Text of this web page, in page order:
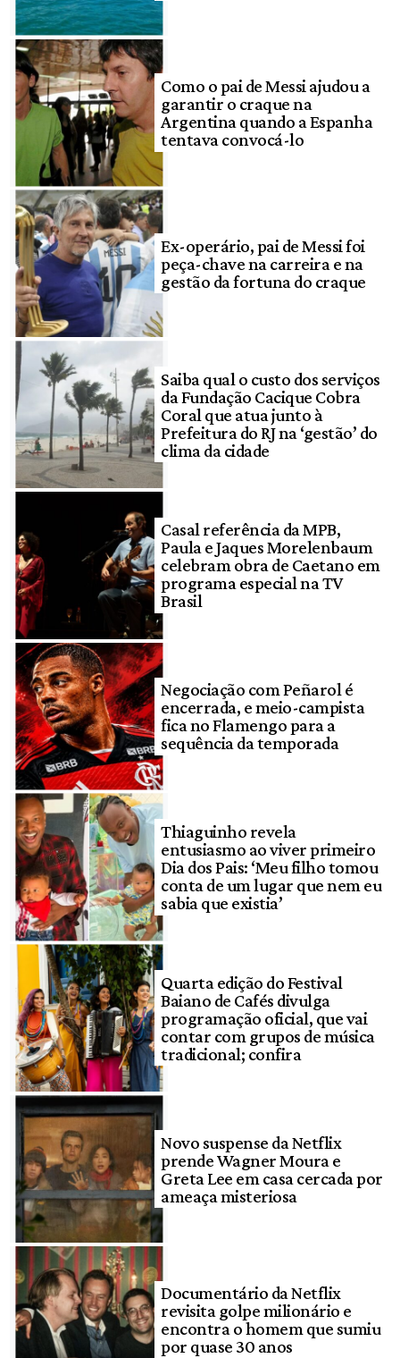
Como o pai de Messi ajudou a
garantir o craque na
Argentina quando a Espanha
tentava convocá-lo
Ex-operário, pai de Messi foi
peça-chave na carreira e na
gestão da fortuna do craque
Saiba qual o custo dos serviços
da Fundação Cacique Cobra
Coral que atua junto à
Prefeitura do RJ na ‘gestão’ do
clima da cidade
Casal referência da MPB,
Paula e Jaques Morelenbaum
celebram obra de Caetano em
programa especial na TV
Brasil
Negociação com Peñarol é
encerrada, e meio-campista
fica no Flamengo para a
sequência da temporada
Thiaguinho revela
entusiasmo ao viver primeiro
Dia dos Pais: ‘Meu filho tomou
conta de um lugar que nem eu
sabia que existia’
Quarta edição do Festival
Baiano de Cafés divulga
programação oficial, que vai
contar com grupos de música
tradicional; confira
Novo suspense da Netflix
prende Wagner Moura e
Greta Lee em casa cercada por
ameaça misteriosa
Documentário da Netflix
revisita golpe milionário e
encontra o homem que sumiu
por quase 30 anos